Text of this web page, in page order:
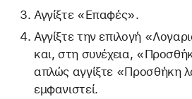
Αγγίξτε «Επαφές».
Αγγίξτε την επιλογή
και, στη συνέχεια,
απλώς αγγίξτε «Προσθήκη
εμφανιστεί.